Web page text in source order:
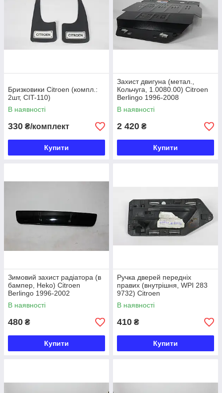
Бризковики Citroen (компл.:
2шт, CIT-110)
В наявності
330 ₴/комплект
Купити
Захист двигуна (метал.,
Кольчуга, 1.0080.00) Citroen
Berlingo 1996-2008
В наявності
2 420 ₴
Купити
Зимовий захист радіатора (в
бампер, Heko) Citroen
Berlingo 1996-2002
В наявності
480 ₴
Купити
Ручка дверей передніх
правих (внутрішня, WPI 283
9732) Citroen
Berlingo/Peugeot Partner
1996-2008
В наявності
410 ₴
Купити